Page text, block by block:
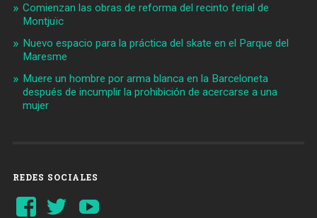
Comienzan las obras de reforma del recinto ferial de
Montjuïc
Nuevo espacio para la práctica del skate en el Parque del
Maresme
Muere un hombre por arma blanca en la Barceloneta
después de incumplir la prohibición de acercarse a una
mujer
REDES SOCIALES
Ver
perfil
Ver
perfil